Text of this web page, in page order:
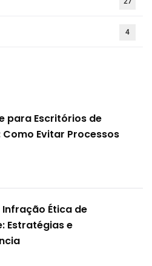
4
para Escritórios de
Evitar Processos
Ética de
Estratégias e